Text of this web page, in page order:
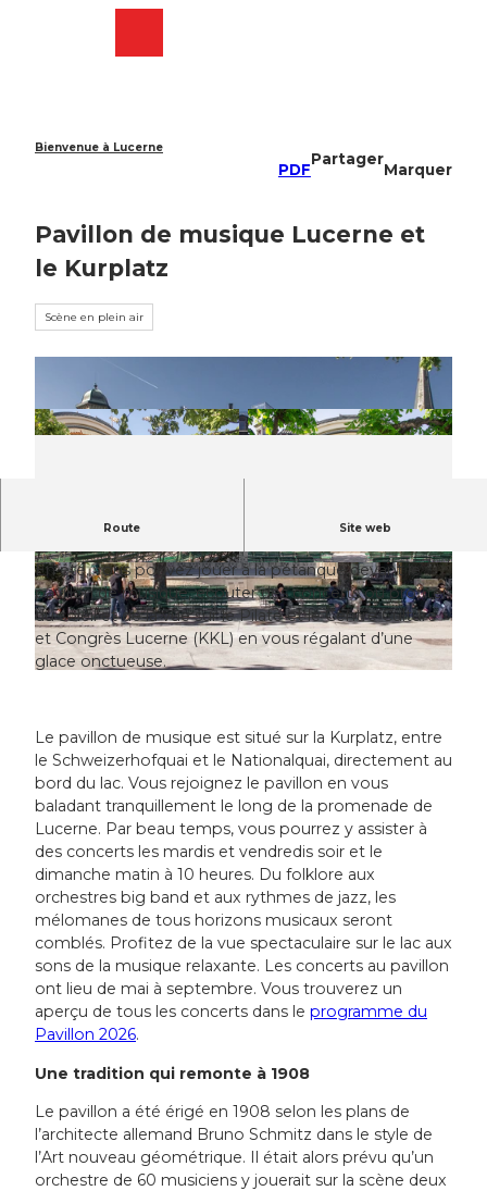
Bienvenue à Lucerne
PDF
Partager
Marquer
Pavillon de musique Lucerne et
le Kurplatz
Scène en plein air
© Laila Bosco, Luzern Tourismus AG, Laila Bos
co / LTAG
© Laila Bosco, Luzern Tourismus AG, Laila Bos
co / LTAG
Route Site web
Le pavillon de musique est situé directement sur
le lac.
En été, vous pouvez jouer à la pétanque devant le
pavillon de musique, écouter des concerts ou profiter
du soleil et de la vue sur le Pilate et le Centre Culture
et Congrès Lucerne (KKL) en vous régalant d’une
glace onctueuse.
Le pavillon de musique est situé sur la Kurplatz, entre
le Schweizerhofquai et le Nationalquai, directement au
bord du lac. Vous rejoignez le pavillon en vous
baladant tranquillement le long de la promenade de
Lucerne. Par beau temps, vous pourrez y assister à
des concerts les mardis et vendredis soir et le
dimanche matin à 10 heures. Du folklore aux
orchestres big band et aux rythmes de jazz, les
mélomanes de tous horizons musicaux seront
comblés. Profitez de la vue spectaculaire sur le lac aux
sons de la musique relaxante. Les concerts au pavillon
ont lieu de mai à septembre. Vous trouverez un
aperçu de tous les concerts dans le programme du
Pavillon 2026.
Une tradition qui remonte à 1908
Le pavillon a été érigé en 1908 selon les plans de
l’architecte allemand Bruno Schmitz dans le style de
l’Art nouveau géométrique. Il était alors prévu qu’un
orchestre de 60 musiciens y jouerait sur la scène deux